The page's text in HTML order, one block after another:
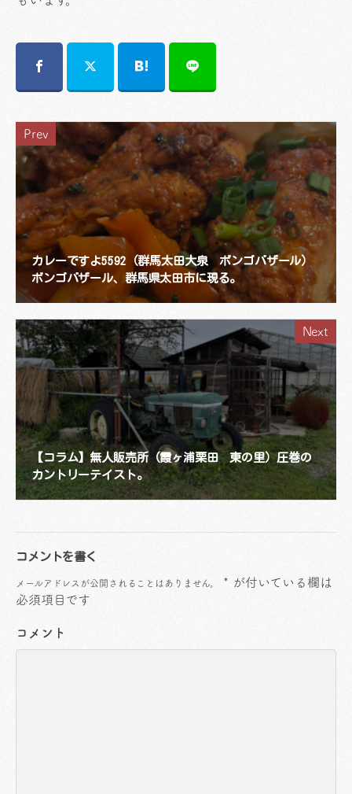
Prev
カレーですよ5592（群馬太田大泉 ボンゴバザール）
ボンゴバザール、群馬県太田市に現る。
Next
【コラム】無人販売所（霞ヶ浦栗田 東の里）圧巻の
カントリーテイスト。
コメントを書く
メールアドレスが公開されることはありません。 * が付いている欄は
必須項目です
コメント